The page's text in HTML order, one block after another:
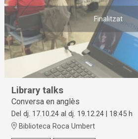
Finalitzat
Library talks
Conversa en anglès
Del dj. 17.10.24 al dj. 19.12.24 | 18:45 h
Biblioteca Roca Umbert